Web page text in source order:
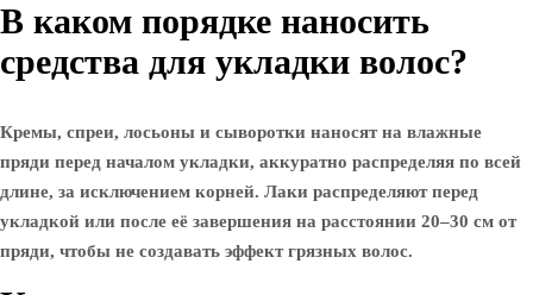
В каком порядке наносить
средства для укладки волос?
Кремы, спреи, лосьоны и сыворотки наносят на влажные
пряди перед началом укладки, аккуратно распределяя по всей
длине, за исключением корней. Лаки распределяют перед
укладкой или после её завершения на расстоянии 20–30 см от
пряди, чтобы не создавать эффект грязных волос.